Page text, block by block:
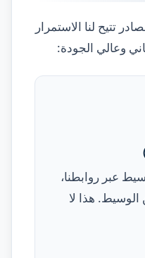
تتيح لنا الاستمرار
وعالي الجودة:
عبر روابطنا،
هذا لا